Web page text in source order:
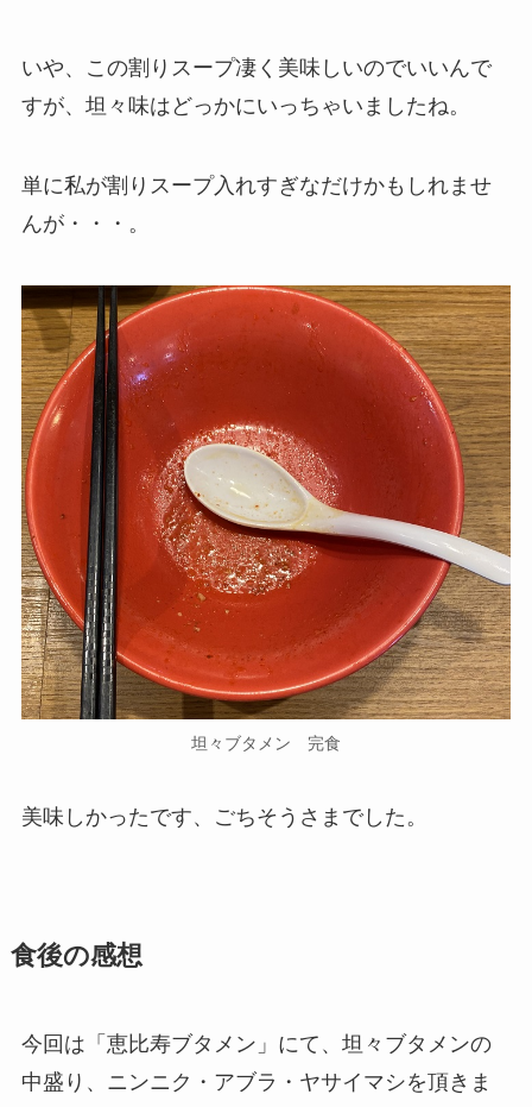
いや、この割りスープ凄く美味しいのでいいんで
すが、坦々味はどっかにいっちゃいましたね。
単に私が割りスープ入れすぎなだけかもしれませ
んが・・・。
坦々ブタメン 完食
美味しかったです、ごちそうさまでした。
食後の感想
今回は「恵比寿ブタメン」にて、坦々ブタメンの
中盛り、ニンニク・アブラ・ヤサイマシを頂きま